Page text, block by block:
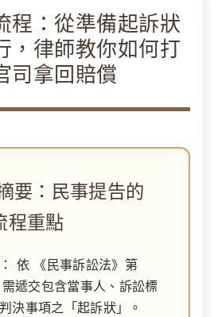
程：從準備起訴狀
，律師教你如何打
司拿回賠償
要：民事提告的
程重點
依
《民事訴訟法》第
需遞交包含當事人、訴訟標
決事項之「起訴狀」。